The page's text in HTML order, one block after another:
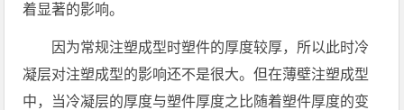
着显著的影响。
因为常规注塑成型时塑件的厚度较厚，所以此时冷
凝层对注塑成型的影响还不是很大。但在薄壁注塑成型
中，当冷凝层的厚度与塑件厚度之比随着塑件厚度的变